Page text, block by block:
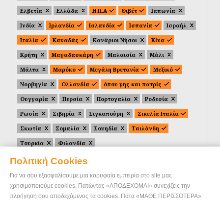
Πολιτική Cookies
Για να σου εξασφαλίσουμε μια κορυφαία εμπειρία στο site μας
χρησιμοποιούμε cookies. Πατώντας «ΑΠΟΔΕΧΟΜΑΙ» συνεχίζεις την
πλοήγηση σου αποδεχόμενος τα cookies. Πάτα «ΜΑΘΕ ΠΕΡΙΣΣΟΤΕΡΑ»
Ελβετία
Ελλάδα Η.Π.Α Θιβέτ
Ιαπωνία
Ινδία
Ιρλανδία Ισλανδία Ισπανία
Ισραήλ
Ιταλία
Καναδάς Κανάριοι Νήσοι
Κίνα
Κρήτη
Μαγαδασκάρη Μαλαισία
Μάλι
Μάλτα
Μαρόκο Μεγάλη Βρετανία
Μεξικό
Νορβηγία
Ολλανδία
όπου γης και πατρίς
Ουγγαρία
Περσία Πορτογαλία
Ροδεσία
Ρωσία
Σιβηρία Σιγκαπούρη
Σικελία Ιταλία
Σκωτία
Σομαλία Σουηδία
Ταιλάνδη
Τουρκία
Φιλανδία